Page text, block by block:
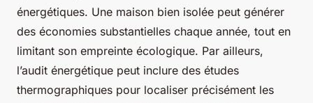
énergétiques. Une maison bien isolée peut générer
des économies substantielles chaque année, tout en
limitant son empreinte écologique. Par ailleurs,
l’audit énergétique peut inclure des études
thermographiques pour localiser précisément les